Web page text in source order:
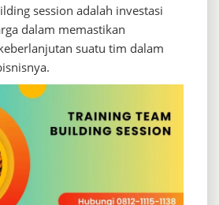
session adalah investasi
dalam memastikan
suatu tim dalam